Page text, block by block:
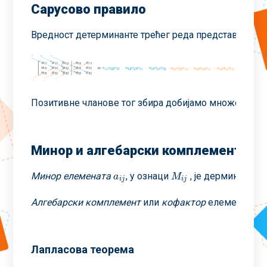
Сарусово правило
Вредност детерминанте трећег реда представља
Позитивне чланове тог збира добијамо множењем
Минор и алгебарски комплемент
Минор елемената aij
aij , у ознаци Mij
Mij , је дерминанта
Алгебарски комплементили кофакторелемента ij
a ij
Лапласова теорема